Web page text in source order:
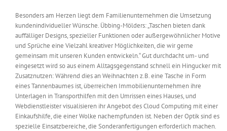
Besonders am Herzen liegt dem Familienunternehmen die Umsetzung
kundenindividueller Wünsche. Übbing-Mölders: „Taschen bieten dank
auffälliger Designs, spezieller Funktionen oder außergewöhnlicher Motive
und Sprüche eine Vielzahl kreativer Möglichkeiten, die wir gerne
gemeinsam mit unseren Kunden entwickeln.“ Gut durchdacht um- und
eingesetzt wird so aus einem Alltagsgegenstand schnell ein Hingucker mit
Zusatznutzen: Während dies an Weihnachten z.B. eine Tasche in Form
eines Tannenbaumes ist, überreichen Immobilienunternehmen ihre
Unterlagen in Transporthilfen mit den Umrissen eines Hauses, und
Webdienstleister visualisieren ihr Angebot des Cloud Computing mit einer
Einkaufshilfe, die einer Wolke nachempfunden ist. Neben der Optik sind es
spezielle Einsatzbereiche, die Sonderanfertigungen erforderlich machen.